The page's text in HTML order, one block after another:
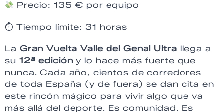
Precio: 135 € por equipo
⏱ Tiempo límite: 31 horas
La Gran Vuelta Valle del Genal Ultra llega a
su 12ª edición y lo hace más fuerte que
nunca. Cada año, cientos de corredores
de toda España (y de fuera) se dan cita en
este rincón mágico para vivir algo que va
más allá del deporte. Es comunidad. Es